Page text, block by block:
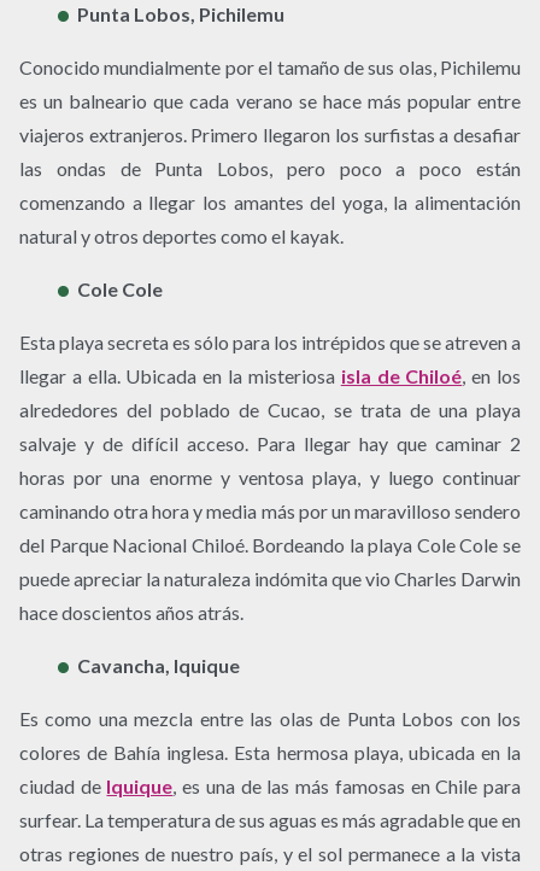
Punta Lobos, Pichilemu
Conocido mundialmente por el tamaño de sus olas, Pichilemu
es un balneario que cada verano se hace más popular entre
viajeros extranjeros. Primero llegaron los surfistas a desafiar
las ondas de Punta Lobos, pero poco a poco están
comenzando a llegar los amantes del yoga, la alimentación
natural y otros deportes como el kayak.
Cole Cole
Esta playa secreta es sólo para los intrépidos que se atreven a
llegar a ella. Ubicada en la misteriosa isla de Chiloé , en los
alrededores del poblado de Cucao, se trata de una playa
salvaje y de difícil acceso. Para llegar hay que caminar 2
horas por una enorme y ventosa playa, y luego continuar
caminando otra hora y media más por un maravilloso sendero
del Parque Nacional Chiloé. Bordeando la playa Cole Cole se
puede apreciar la naturaleza indómita que vio Charles Darwin
hace doscientos años atrás.
Cavancha, Iquique
Es como una mezcla entre las olas de Punta Lobos con los
colores de Bahía inglesa. Esta hermosa playa, ubicada en la
ciudad de Iquique , es una de las más famosas en Chile para
surfear. La temperatura de sus aguas es más agradable que en
otras regiones de nuestro país, y el sol permanece a la vista